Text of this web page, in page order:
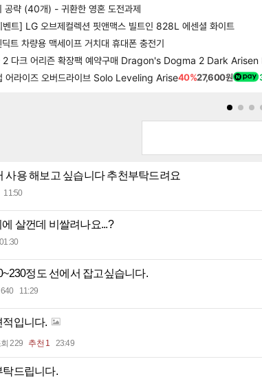
공략 (40개) - 귀환한 영혼 도전과제
트] LG 오브제컬렉션 핏앤맥스 빌트인 828L 에센셜 화이트
트 차량용 맥세이프 거치대 휴대폰 충전기
2 다크 어리즌 확장팩 예약구매 Dragon's Dogma 2 Dark
어라이즈 오버드라이브 Solo Leveling Arise40%27,600원
사용 해보고 싶습니다 추천부탁드려요
11:50
살껀데 비쌀려나요...?
01:30
정도 선에서 잡고싶습니다.
11:29
적입니다.
229 추천 1 23:49
탁드립니다.